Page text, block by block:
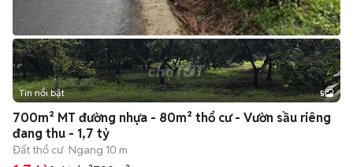
Tin nổi bật 5
700m² MT đường nhựa - 80m² thổ cư - Vườn sầu riêng
đang thu - 1,7 tỷ
Đất thổ cư Ngang 10 m